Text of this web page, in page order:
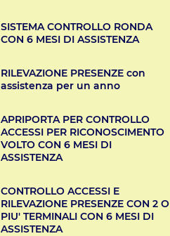
SISTEMA CONTROLLO RONDA
CON 6 MESI DI ASSISTENZA
RILEVAZIONE PRESENZE con
assistenza per un anno
APRIPORTA PER CONTROLLO
ACCESSI PER RICONOSCIMENTO
VOLTO CON 6 MESI DI
ASSISTENZA
CONTROLLO ACCESSI E
RILEVAZIONE PRESENZE CON 2 O
PIU' TERMINALI CON 6 MESI DI
ASSISTENZA